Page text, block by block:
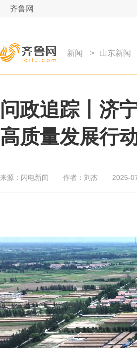
齐鲁网
新闻 > 山东新闻
问政追踪丨济
高质量发展行
来源： 闪电新闻 作者： 刘杰 2025-